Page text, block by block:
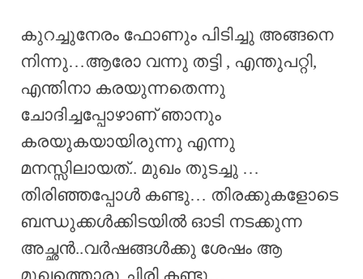
കുറച്ചുനേരം ഫോണും പിടിച്ചു അങ്ങനെ
നിന്നു…ആരോ വന്നു തട്ടി , എന്തുപറ്റി,
എന്തിനാ കരയുന്നതെന്നു
ചോദിച്ചപ്പോഴാണ് ഞാനും
കരയുകയായിരുന്നു എന്നു
മനസ്സിലായത്.. മുഖം തുടച്ചു …
തിരിഞ്ഞപ്പോൾ കണ്ടു… തിരക്കുകളോടെ
ബന്ധുക്കൾക്കിടയിൽ ഓടി നടക്കുന്ന
അച്ഛൻ..വർഷങ്ങൾക്കു ശേഷം ആ
മുഖത്തൊരു ചിരി കണ്ടു…